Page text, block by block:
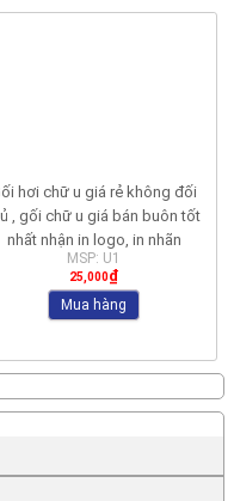
hơi chữ u giá rẻ không đối
, gối chữ u giá bán buôn tốt
nhất nhận in logo, in nhãn
quảng cáo giá tốt; gối hơi rẻ
nhất CHỈ CÓ 11000 VND
MSP: U1
25,000₫
Mua hàng